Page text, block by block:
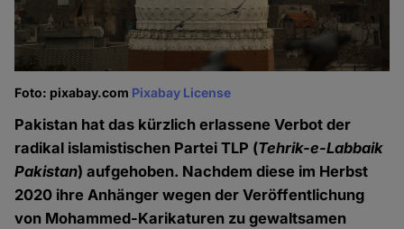
Foto: pixabay.com Pixabay License
Pakistan hat das kürzlich erlassene Verbot der
radikal islamistischen Partei TLP (Tehrik-e-Labbaik
Pakistan) aufgehoben. Nachdem diese im Herbst
2020 ihre Anhänger wegen der Veröffentlichung
von Mohammed-Karikaturen zu gewaltsamen